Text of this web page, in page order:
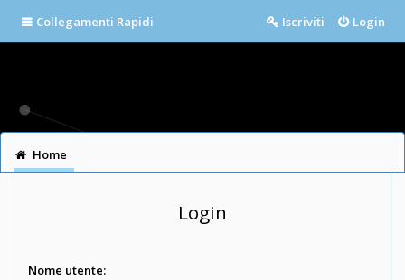
Collegamenti Rapidi Login
Iscriviti
Home
Login
Nome utente: